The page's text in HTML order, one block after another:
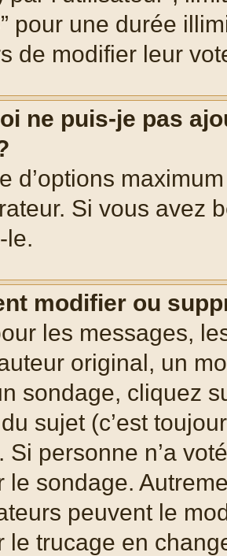
pour une durée
de modifier leur
ne puis-je pas
d’options
Si vous avez
le.
modifier ou
les messages,
original, un
sondage, cliquez
sujet (c’est
Si personne n’a
le sondage.
peuvent le
le trucage en